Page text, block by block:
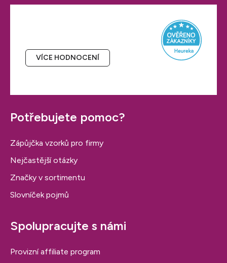
VÍCE HODNOCENÍ
Potřebujete pomoc?
Zápůjčka vzorků pro firmy
Nejčastější otázky
Značky v sortimentu
Slovníček pojmů
Spolupracujte s námi
Provizní affiliate program